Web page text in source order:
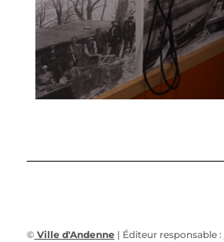
© Ville d'Andenne| Éditeur responsable :